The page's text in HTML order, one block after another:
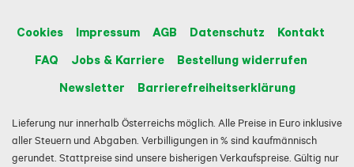
Cookies Impressum AGB Datenschutz
Kontakt
FAQ
Jobs & Karriere
Bestellung widerrufen
Newsletter
Barrierefreiheitserklärung
Lieferung nur innerhalb Österreichs möglich. Alle Preise in Euro inklusive
aller Steuern und Abgaben. Verbilligungen in % sind kaufmännisch
gerundet. Stattpreise sind unsere bisherigen Verkaufspreise. Gültig nur